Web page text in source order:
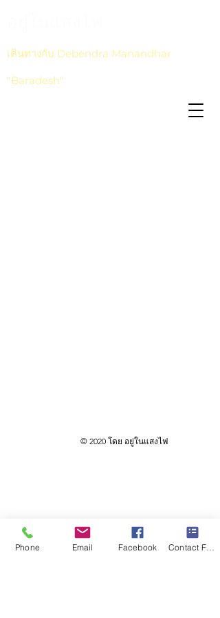
เดินทางกับ Debendra Manandhar
"Baradesh"
© 2020 โดย อยู่ในแสงไฟ
Phone Email Facebook Contact Form